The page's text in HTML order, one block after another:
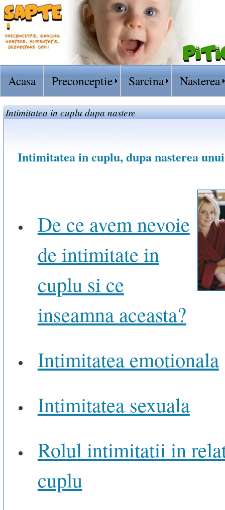
Acasa Preconceptie Sarcina Nasterea
Intimitatea in cuplu dupa nastere
Intimitatea in cuplu, dupa nasterea
De ce avem nevoie
de intimitate in
cuplu si ce
inseamna aceasta?
Intimitatea emotionala
Intimitatea sexuala
Rolul intimitatii in
cuplu